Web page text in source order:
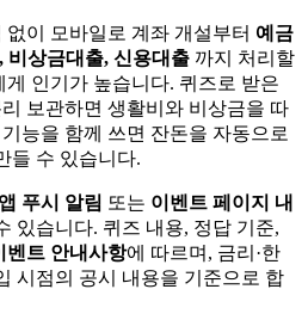
이 모바일로 계좌 개설부터 예금
비상금대출, 신용대출 까지 처리할
인기가 높습니다. 퀴즈로 받은
보관하면 생활비와 비상금을 따
기능을 함께 쓰면 잔돈을 자동으로
들 수 있습니다.
앱 푸시 알림 또는 이벤트 페이지 내
있습니다. 퀴즈 내용, 정답 기준,
벤트 안내사항에 따르며, 금리·한
시점의 공시 내용을 기준으로 합